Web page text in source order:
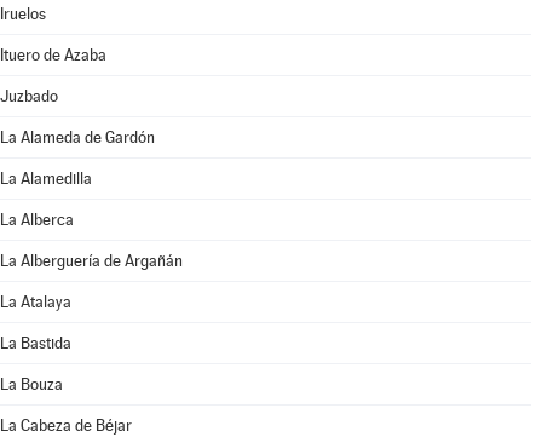
Iruelos
Ituero de Azaba
Juzbado
La Alameda de Gardón
La Alamedilla
La Alberca
La Alberguería de Argañán
La Atalaya
La Bastida
La Bouza
La Cabeza de Béjar